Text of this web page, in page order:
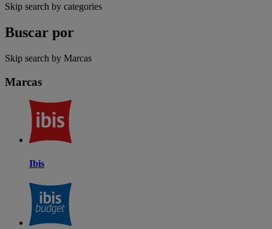
Skip search by categories
Buscar por
Skip search by Marcas
Marcas
Ibis